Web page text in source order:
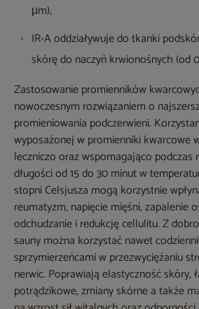
μm),
IR-A oddziaływuje do tkanki
skórę do naczyń krwionośnych (od
Zastosowanie promienników
nowoczesnym rozwiązaniem o
promieniowania podczerwieni.
wyposażonej w promienniki kwarcowe
leczniczo oraz wspomagająco podczas
długości od 15 do 30 minut w
stopni Celsjusza mogą korzystnie
reumatyzm, napięcie mięśni, zapalenie
odchudzanie i redukcję cellulitu. Z
sauny można korzystać nawet
sprzymierzeńcami w przezwyciężaniu
nerwic. Poprawiają elastyczność skóry,
potrądzikowe, zmiany skórne a także